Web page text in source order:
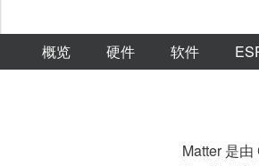
概览 硬件 软件
Matter 是